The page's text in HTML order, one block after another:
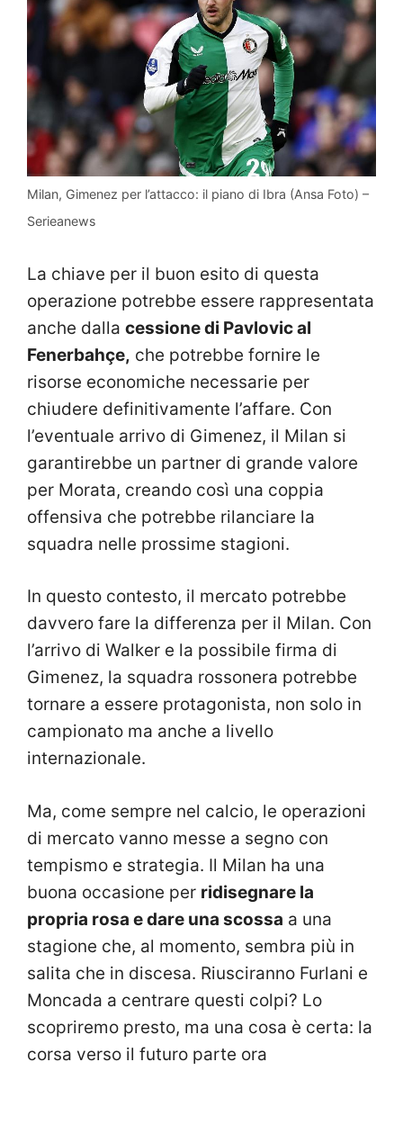
Milan, Gimenez per l’attacco: il piano di Ibra (Ansa Foto) –
Serieanews
La chiave per il buon esito di questa
operazione potrebbe essere rappresentata
anche dalla cessione di Pavlovic al
Fenerbahçe, che potrebbe fornire le
risorse economiche necessarie per
chiudere definitivamente l’affare. Con
l’eventuale arrivo di Gimenez, il Milan si
garantirebbe un partner di grande valore
per Morata, creando così una coppia
offensiva che potrebbe rilanciare la
squadra nelle prossime stagioni.
In questo contesto, il mercato potrebbe
davvero fare la differenza per il Milan. Con
l’arrivo di Walker e la possibile firma di
Gimenez, la squadra rossonera potrebbe
tornare a essere protagonista, non solo in
campionato ma anche a livello
internazionale.
Ma, come sempre nel calcio, le operazioni
di mercato vanno messe a segno con
tempismo e strategia. Il Milan ha una
buona occasione per ridisegnare la
propria rosa e dare una scossa a una
stagione che, al momento, sembra più in
salita che in discesa. Riusciranno Furlani e
Moncada a centrare questi colpi? Lo
scopriremo presto, ma una cosa è certa: la
corsa verso il futuro parte ora